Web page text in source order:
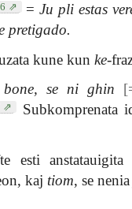
=Ju pli estas
pretigado.
kune kunke-
se ni ghin
Subkomprenata
esti
kaj tiom, se nenia